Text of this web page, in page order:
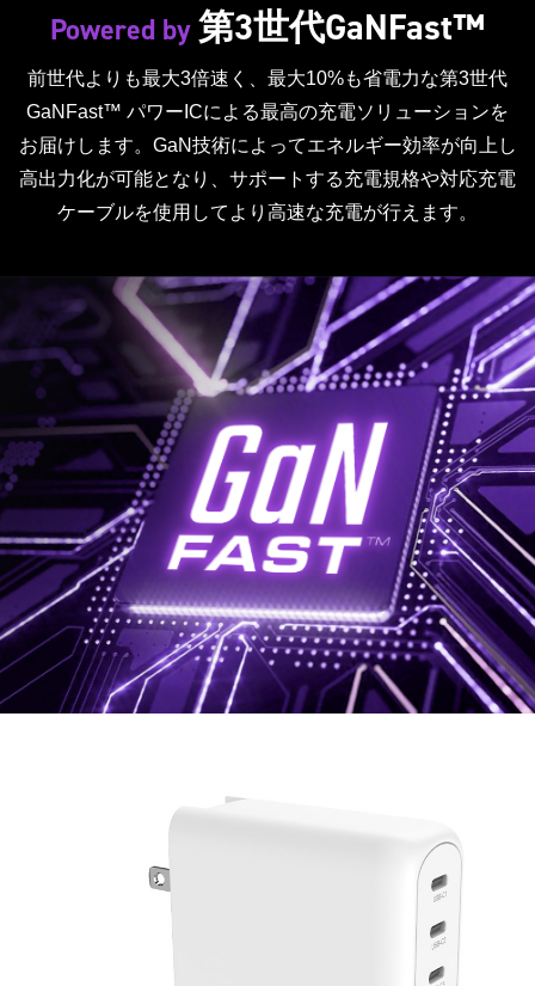
Powered by第3世代GaNFast™
前世代よりも最大3倍速く、最大10%も省電力な第3世代
GaNFast™ パワーICによる最高の充電ソリューションを
お届けします。GaN技術によってエネルギー効率が向上し
高出力化が可能となり、サポートする充電規格や対応充電
ケーブルを使用してより高速な充電が行えます。